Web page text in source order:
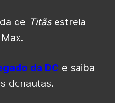
de Titãsestreia
da DC e saiba
dcnautas.